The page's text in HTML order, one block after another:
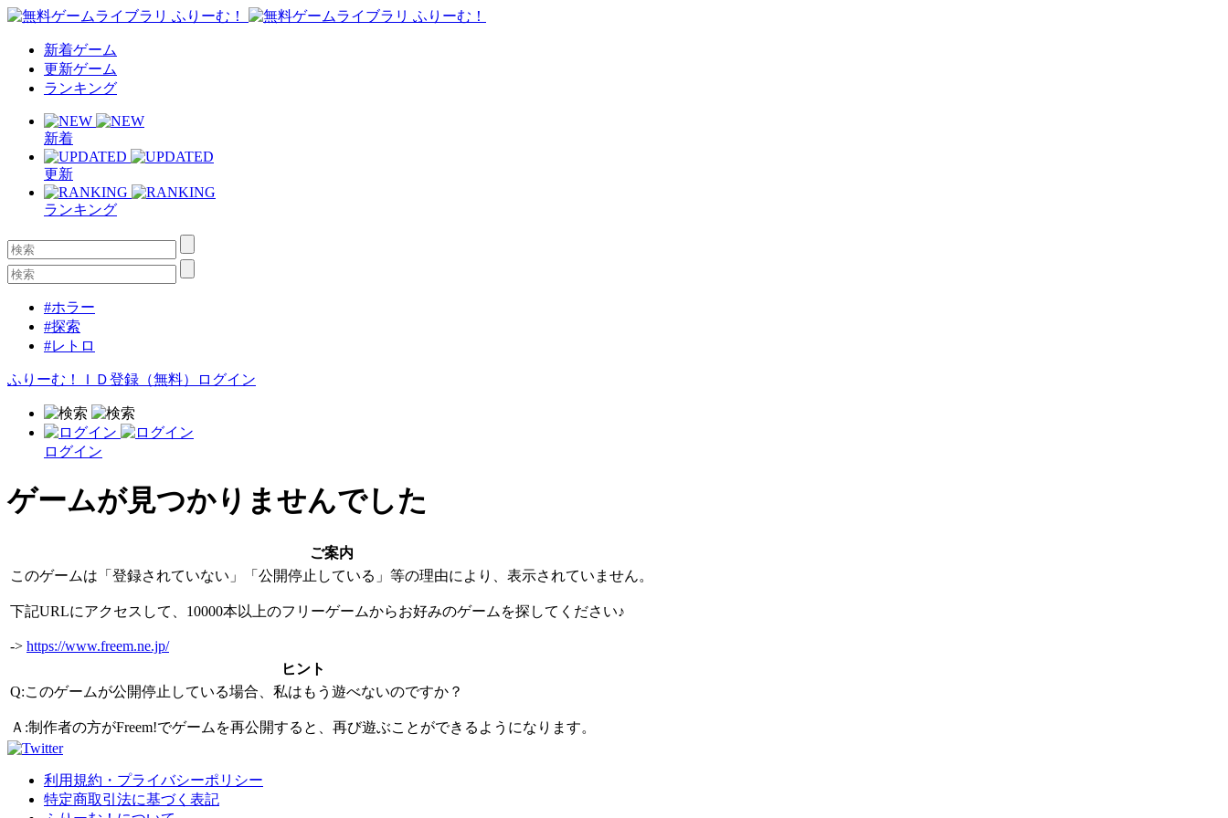
新着ゲーム
更新ゲーム
ランキング
新着
更新
ランキング
#ホラー
#探索
#レトロ
ふりーむ！ＩＤ登録（無料） ログイン
ログイン
ゲームが見つかりませんでした
ご案内
このゲームは「登録されていない」「公開停止している」等の理由により、表示されていません。
下記URLにアクセスして、10000本以上のフリーゲームからお好みのゲームを探してください♪
-> https://www.freem.ne.jp/
ヒント
Q:このゲームが公開停止している場合、私はもう遊べないのですか？
Ａ:制作者の方がFreem!でゲームを再公開すると、再び遊ぶことができるようになります。
利用規約・プライバシーポリシー
特定商取引法に基づく表記